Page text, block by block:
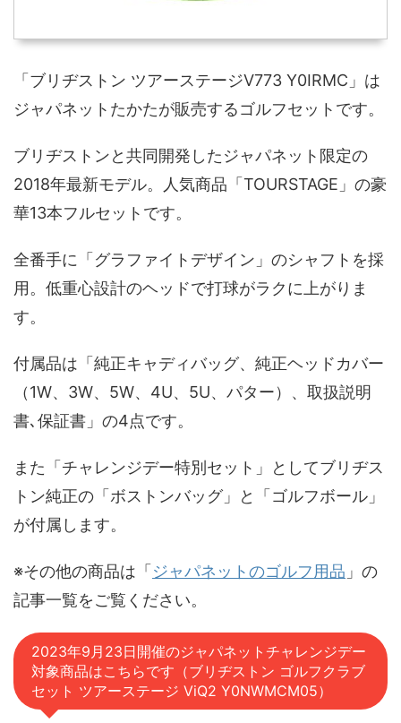
「ブリヂストン ツアーステージV773 Y0IRMC」は
ジャパネットたかたが販売するゴルフセットです。
ブリヂストンと共同開発したジャパネット限定の
2018年最新モデル。人気商品「TOURSTAGE」の豪
華13本フルセットです。
全番手に「グラファイトデザイン」のシャフトを採
用。低重心設計のヘッドで打球がラクに上がりま
す。
付属品は「純正キャディバッグ、純正ヘッドカバー
（1W、3W、5W、4U、5U、パター）、取扱説明
書､保証書」の4点です。
また「チャレンジデー特別セット」としてブリヂス
トン純正の「ボストンバッグ」と「ゴルフボール」
が付属します。
※その他の商品は「 ジャパネットのゴルフ用品 」の
記事一覧をご覧ください。
2023年9月23日開催のジャパネットチャレンジデー
対象商品はこちらです（ブリヂストン ゴルフクラブ
セット ツアーステージ ViQ2 Y0NWMCM05）